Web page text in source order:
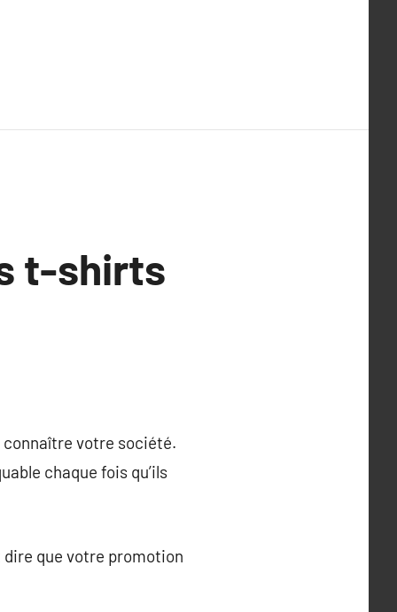
t-shirts
votre société.
chaque fois qu’ils
que votre promotion